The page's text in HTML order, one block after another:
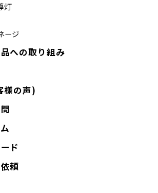
灯
ージ
への取り組み
様の声)
ド
頼